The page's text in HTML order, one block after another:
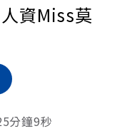
資Miss莫
分鐘9秒